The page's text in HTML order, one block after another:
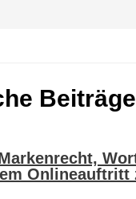
Beiträge
Onlineauftritt